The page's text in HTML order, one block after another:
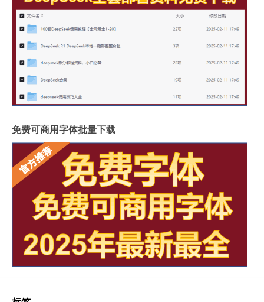
免费可商用字体批量下载